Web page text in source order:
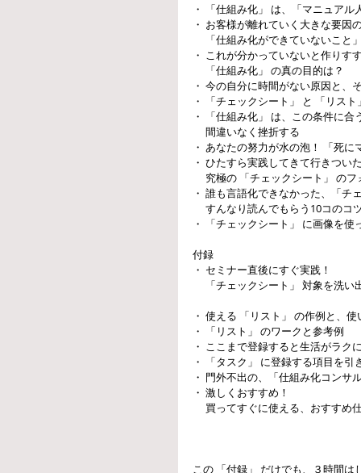
・ 「仕組み化」 は、「マニュア
・ お客様が離れていく大きな要因
「仕組み化ができていないこと
・ これが分かっていないと作りす
「仕組み化」 の真の目的は？
・ 今の自分に時間がない原因と、
・ 「チェックシート」 と 「リス
・ 「仕組み化」 は、この条件に
間違いなく挫折する
・ あなたの努力が水の泡！ 「死
・ ひたすら実践してきて行きつ
究極の 「チェックシート」 の
・ 誰も言語化できなかった、「チ
すんなり読んでもらう10コのコ
・ 「チェックシート」 に画像を
付録
・ セミナー直後にすぐ実践！
「チェックシート」 対象を洗い
・ 使える 「リスト」 の作例と、
・ 「リスト」 のワークと参考例
・ ここまで登録すると生活がラク
・ 「タスク」 に登録する項目を
・ 門外不出の、「仕組み化コンサ
・ 激しくおすすめ！
買ってすぐに使える、おすすめ
この 「付録」 だけでも、３時間は